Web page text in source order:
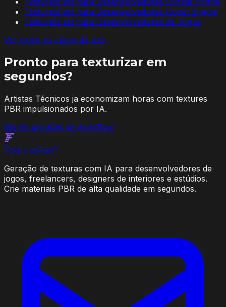
TexturesFast para Desenvolvedores Godot Engine
TexturesFast para Desenvolvedores de Jogos
Ver todos os casos de uso
Pronto para texturizar em
segundos?
Artistas Técnicos ja economizam horas com textures
PBR impulsionados por IA.
Monte um atlas de workflow
TexturesFast™
Geração de texturas com IA para desenvolvedores de
jogos, freelancers, designers de interiores e estúdios.
Crie materiais PBR de alta qualidade em segundos.